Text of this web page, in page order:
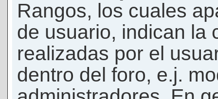
Rangos, los cuales
de usuario, indican la
realizadas por el
dentro del foro, e.j.